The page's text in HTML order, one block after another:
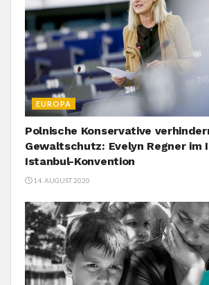
EUROPA
Polnische Konservative
Gewaltschutz: Evelyn Regner im
Istanbul-Konvention
14. AUGUST 2020